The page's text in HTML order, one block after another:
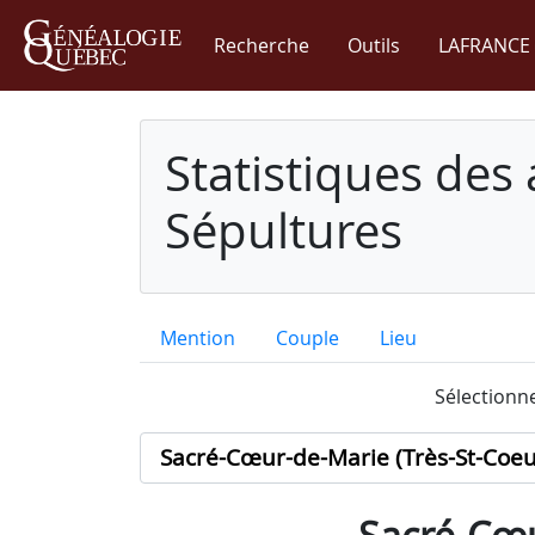
Recherche Outils
Statistiques des
Sépultures
Mention Couple Lieu